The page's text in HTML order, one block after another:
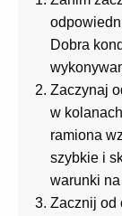
Dobra
Zaczynaj
w
ramiona
szybkie i
warunki na
Zacznij od